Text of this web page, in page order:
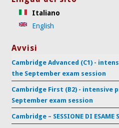
Italiano
English
Avvisi
Cambridge Advanced (C1) -
the September exam session
Cambridge First (B2) -
September exam session
Cambridge – SESSIONE DI ESAME